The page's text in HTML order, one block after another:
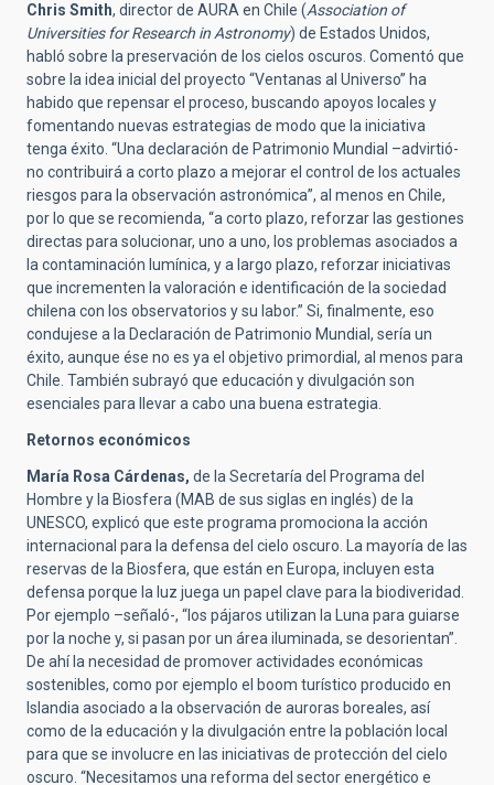
Chris Smith, director de AURA en Chile (Association of
Universities for Research in Astronomy) de Estados Unidos,
habló sobre la preservación de los cielos oscuros. Comentó que
sobre la idea inicial del proyecto “Ventanas al Universo” ha
habido que repensar el proceso, buscando apoyos locales y
fomentando nuevas estrategias de modo que la iniciativa
tenga éxito. “Una declaración de Patrimonio Mundial –advirtió-
no contribuirá a corto plazo a mejorar el control de los actuales
riesgos para la observación astronómica”, al menos en Chile,
por lo que se recomienda, “a corto plazo, reforzar las gestiones
directas para solucionar, uno a uno, los problemas asociados a
la contaminación lumínica, y a largo plazo, reforzar iniciativas
que incrementen la valoración e identificación de la sociedad
chilena con los observatorios y su labor.” Si, finalmente, eso
condujese a la Declaración de Patrimonio Mundial, sería un
éxito, aunque ése no es ya el objetivo primordial, al menos para
Chile. También subrayó que educación y divulgación son
esenciales para llevar a cabo una buena estrategia.
Retornos económicos
María Rosa Cárdenas, de la Secretaría del Programa del
Hombre y la Biosfera (MAB de sus siglas en inglés) de la
UNESCO, explicó que este programa promociona la acción
internacional para la defensa del cielo oscuro. La mayoría de las
reservas de la Biosfera, que están en Europa, incluyen esta
defensa porque la luz juega un papel clave para la biodiveridad.
Por ejemplo –señaló-, “los pájaros utilizan la Luna para guiarse
por la noche y, si pasan por un área iluminada, se desorientan”.
De ahí la necesidad de promover actividades económicas
sostenibles, como por ejemplo el boom turístico producido en
Islandia asociado a la observación de auroras boreales, así
como de la educación y la divulgación entre la población local
para que se involucre en las iniciativas de protección del cielo
oscuro. “Necesitamos una reforma del sector energético e